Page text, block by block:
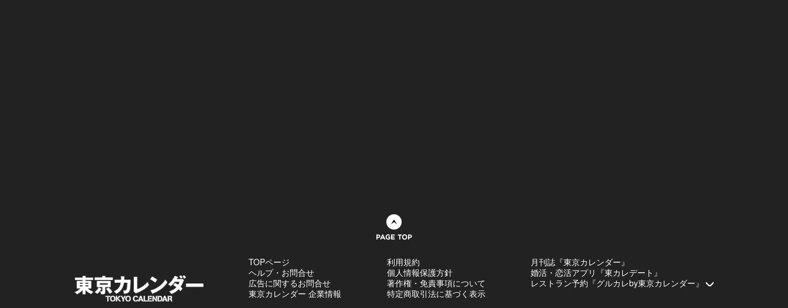
TOPページ
ヘルプ・お問合せ
広告に関するお問合せ
東京カレンダー 企業情報
利用規約
個人情報保護方針
著作権・免責事項について
特定商取引法に基づく表示
月刊誌『東京カレンダー』
婚活・恋活アプリ『東カレデート』
レストラン予約『グルカレby東京カレンダー』